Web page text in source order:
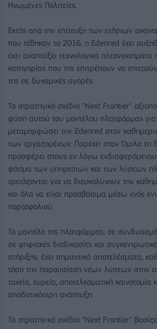
Ηνωμένες Πολιτείες.
Εκτός από την επίτευξη των ετήσιων
που τέθηκαν το 2016, η Edenred έχει
έχει αναπτύξει τεχνολογικά
κατηγορίας που της επιτρέπουν να
της σε δυναμικές αγορές.
Το στρατηγικό σχέδιο "Next Frontier"
φύση αυτού του μοντέλου πλατφόρμας
μεταμορφώσει την Edenred στον
των εργαζομένων. Παρέχει στον Όμιλο τη
προσφέρει στους εν λόγω
φάσμα των υπηρεσιών και των λύσεων
χρειάζονται για να διευκολύνουν την
και όλα να είναι προσβάσιμα μέσω ενός
πορτοφολιού.
Το μοντέλο της πλατφόρμας, σε
σε ψηφιακές διαδικασίες και
στήριξης, έχει σημαντικά αποτελέσματα,
τόσο την παρουσίαση νέων λύσεων στην
ταχεία, ευρεία, αποτελεσματική καινοτομία
αποδοτικότερη ανάπτυξη.
Το στρατηγικό σχέδιο “Next Frontier"